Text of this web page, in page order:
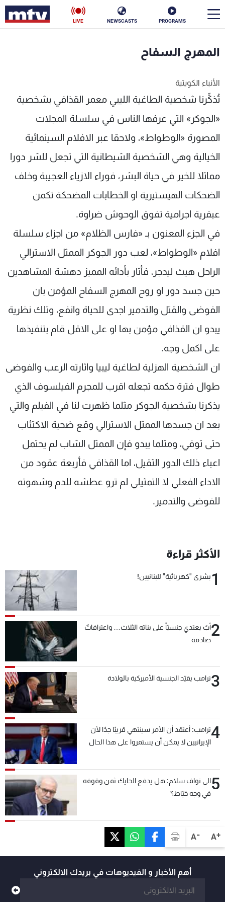
PROGRAMS
NEWSCASTS
LIVE
A+
A-
المهرج السفاح
الأنباء الكويتية
تُذكِّرنا شخصية الطاغية الليبي معمر القذافي بشخصية
«الجوكر» التي عرفها الناس في سلسلة المجلات
المصورة «الوطواط»، ولاحقا عبر الافلام السينمائية
الخيالية وهي الشخصية الشيطانية التي تجعل للشر دورا
مماثلا للخير في حياة البشر، فوراء الازياء العجيبة وخلف
الضحكات الهيستيرية او الخطابات المضحكة تكمن
عبقرية اجرامية تفوق الوحوش ضراوة.
في الجزء المعنون بـ «فارس الظلام» من اجزاء سلسلة
افلام «الوطواط»، لعب دور الجوكر الممثل الاسترالي
الراحل هيث ليدجر، فأثار بأدائه المميز دهشة المشاهدين
حين جسد دور او روح المهرج السفاح المؤمن بان
الفوضى والقتل والتدمير اجدى للحياة وانفع، وتلك نظرية
يبدو ان القذافي مؤمن بها او على الاقل قام بتنفيذها
على اكمل وجه.
ان الشخصية الهزلية لطاغية ليبيا واثارته الرعب والفوضى
طوال فترة حكمه تجعله اقرب للمجرم الفيلسوف الذي
يذكرنا بشخصية الجوكر مثلما ظهرت لنا في الفيلم والتي
بعد ان جسدها الممثل الاسترالي وقع ضحية الاكتئاب
حتى توفي، ومثلما يبدو فإن الممثل الشاب لم يحتمل
اعباء ذلك الدور الثقيل، اما القذافي فأربعة عقود من
الاداء الفعلي لا التمثيلي لم ترو عطشه للدم وشهوته
للفوضى والتدمير.
الأكثر قراءة
1بشرى "كهربائية" للبنانيين!
2أبٌ يعتدي جنسيّاً على بناته الثلاث… واعترافاتٌ
صادمة
3ترامب يقيّد الجنسية الأميركية بالولادة
4ترامب: أعتقد أن الأمر سينتهي قريبًا جدًا لأن
الإيرانيين لا يمكن أن يستمروا على هذا الحال
5الى نواف سلام: هل يدفع الحايك ثمن وقوفه
في وجه خيّاط؟
أهم الأخبار و الفيديوهات في بريدك الالكتروني
سياسة
إقتصاد فن
منوعات رياضة
كأس العالم
البرامج
جدول البرامج
شاهد البرامج
الترددات
الإنـتـاج
تواصل معنا
سياسة الخصوصية